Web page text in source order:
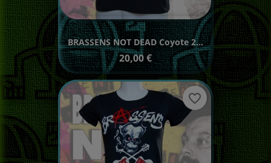
BRASSENS NOT DEAD Coyote 2...
Prix
20,00 €
favorite_border